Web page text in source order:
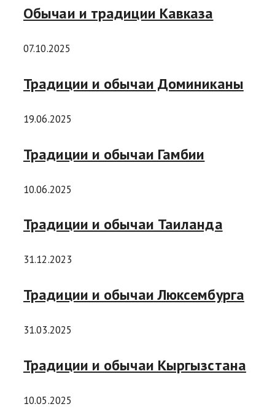
Обычаи и традиции Кавказа
07.10.2025
Традиции и обычаи Доминиканы
19.06.2025
Традиции и обычаи Гамбии
10.06.2025
Традиции и обычаи Таиланда
31.12.2023
Традиции и обычаи Люксембурга
31.03.2025
Традиции и обычаи Кыргызстана
10.05.2025